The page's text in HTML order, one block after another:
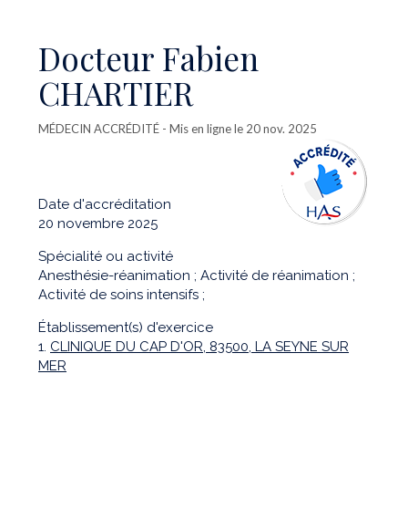
Docteur Fabien
CHARTIER
MÉDECIN ACCRÉDITÉ - Mis en ligne le 20 nov. 2025
Date d'accréditation
20 novembre 2025
Spécialité ou activité
Anesthésie-réanimation ; Activité de réanimation ;
Activité de soins intensifs ;
Établissement(s) d'exercice
1. CLINIQUE DU CAP D'OR, 83500, LA SEYNE SUR
MER